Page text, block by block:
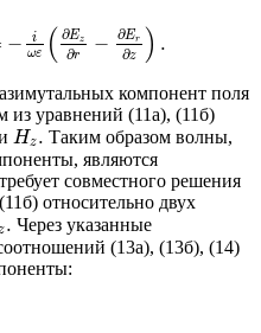
−
i
ωε ( ∂Ez
∂r − ∂Er
∂z ) .
компонент поля
уравнений (11а), (11б)
Hz. Таким образом волны,
являются
совместного решения
относительно двух
. Через указанные
(13а), (13б), (14)